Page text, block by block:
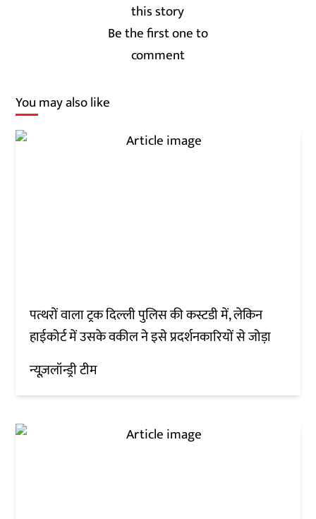
Be the first one to
comment
You may also like
पत्थरों वाला ट्रक दिल्ली पुलिस की कस्टडी में, लेकिन
हाईकोर्ट में उसके वकील ने इसे प्रदर्शनकारियों से जोड़ा
न्यूज़लॉन्ड्री टीम